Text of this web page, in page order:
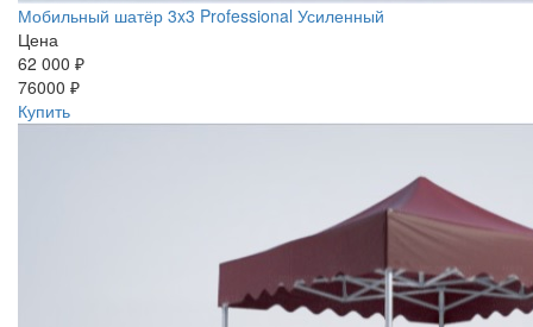
Мобильный шатёр 3x3 Professional Усиленный
Цена
62 000 ₽
76000 ₽
Купить